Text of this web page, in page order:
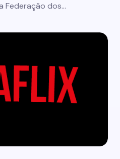
Federação dos…